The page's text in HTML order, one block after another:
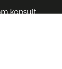
konsult